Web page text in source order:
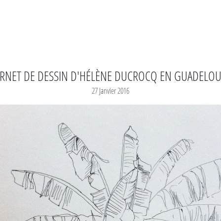
DE DESSIN D'HÉLÈNE DUCROCQ EN
27 Janvier 2016